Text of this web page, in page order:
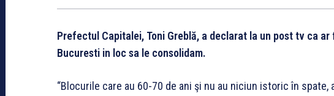
Prefectul Capitalei, Toni Greblă, a declarat la un post tv ca
Bucuresti in loc sa le consolidam.
“Blocurile care au 60-70 de ani şi nu au niciun istoric în